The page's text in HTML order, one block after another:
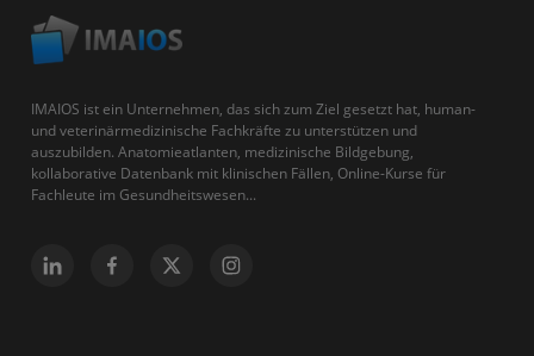
IMAIOS ist ein Unternehmen, das sich zum Ziel gesetzt hat, human-
und veterinärmedizinische Fachkräfte zu unterstützen und
auszubilden. Anatomieatlanten, medizinische Bildgebung,
kollaborative Datenbank mit klinischen Fällen, Online-Kurse für
Fachleute im Gesundheitswesen...